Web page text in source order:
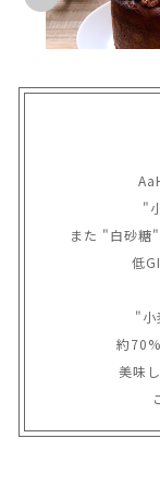
"
また "白砂糖
低
"小
約
美味